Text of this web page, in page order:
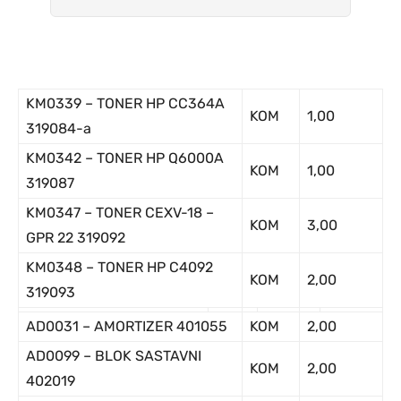
KM0339 – TONER HP CC364A
319084-a
KOM 1,00
KM0342 – TONER HP Q6000A
319087
KOM 1,00
KM0347 – TONER CEXV-18 –
GPR 22 319092
KOM 3,00
KM0348 – TONER HP C4092
319093
KOM 2,00
AD0031 – AMORTIZER 401055 KOM
2,00
AD0099 – BLOK SASTAVNI
402019
KOM 2,00